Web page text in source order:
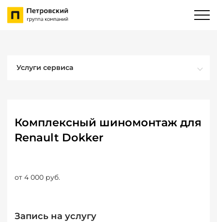
Услуги сервиса
Комплексный шиномонтаж для
Renault Dokker
от 4 000 руб.
Запись на услугу